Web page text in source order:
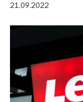
21.09.2022